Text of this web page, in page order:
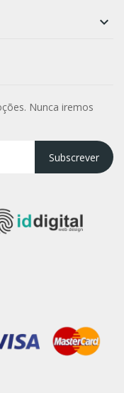

Nunca iremos
Subscrever